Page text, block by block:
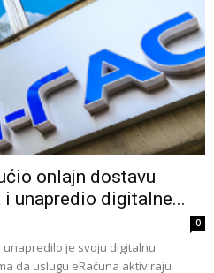
onlajn dostavu
unapredio digitalne...
0
unapredilo je svoju digitalnu
da uslugu eRačuna aktiviraju